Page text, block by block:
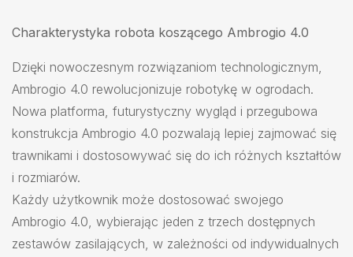
Charakterystyka robota koszącego Ambrogio 4.0
Dzięki nowoczesnym rozwiązaniom technologicznym,
Ambrogio 4.0 rewolucjonizuje robotykę w ogrodach.
Nowa platforma, futurystyczny wygląd i przegubowa
konstrukcja Ambrogio 4.0 pozwalają lepiej zajmować się
trawnikami i dostosowywać się do ich różnych kształtów
i rozmiarów.
Każdy użytkownik może dostosować swojego
Ambrogio 4.0, wybierając jeden z trzech dostępnych
zestawów zasilających, w zależności od indywidualnych